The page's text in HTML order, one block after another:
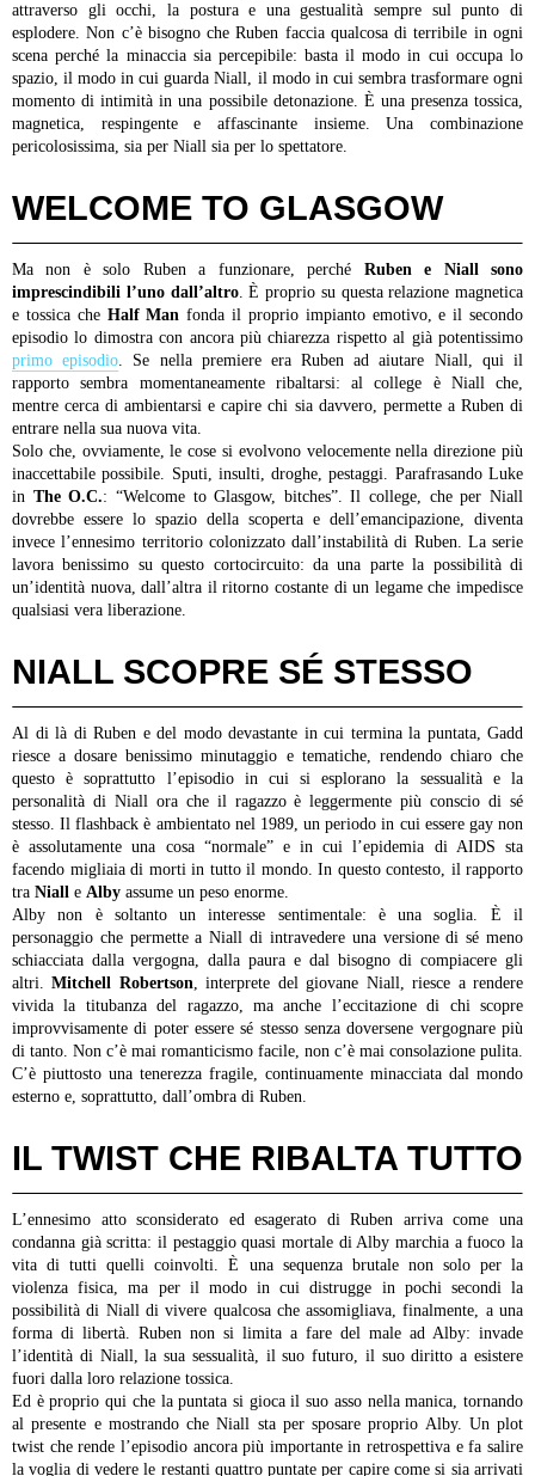
attraverso gli occhi, la postura e una gestualità sempre sul punto di
esplodere. Non c’è bisogno che Ruben faccia qualcosa di terribile in ogni
scena perché la minaccia sia percepibile: basta il modo in cui occupa lo
spazio, il modo in cui guarda Niall, il modo in cui sembra trasformare ogni
momento di intimità in una possibile detonazione. È una presenza tossica,
magnetica, respingente e affascinante insieme. Una combinazione
pericolosissima, sia per Niall sia per lo spettatore.
WELCOME TO GLASGOW
Ma non è solo Ruben a funzionare, perché Ruben e Niall sono
imprescindibili l’uno dall’altro. È proprio su questa relazione magnetica
e tossica che Half Man fonda il proprio impianto emotivo, e il secondo
episodio lo dimostra con ancora più chiarezza rispetto al già potentissimo
primo episodio. Se nella premiere era Ruben ad aiutare Niall, qui il
rapporto sembra momentaneamente ribaltarsi: al college è Niall che,
mentre cerca di ambientarsi e capire chi sia davvero, permette a Ruben di
entrare nella sua nuova vita.
Solo che, ovviamente, le cose si evolvono velocemente nella direzione più
inaccettabile possibile. Sputi, insulti, droghe, pestaggi. Parafrasando Luke
in The O.C.: “Welcome to Glasgow, bitches”. Il college, che per Niall
dovrebbe essere lo spazio della scoperta e dell’emancipazione, diventa
invece l’ennesimo territorio colonizzato dall’instabilità di Ruben. La serie
lavora benissimo su questo cortocircuito: da una parte la possibilità di
un’identità nuova, dall’altra il ritorno costante di un legame che impedisce
qualsiasi vera liberazione.
NIALL SCOPRE SÉ STESSO
Al di là di Ruben e del modo devastante in cui termina la puntata, Gadd
riesce a dosare benissimo minutaggio e tematiche, rendendo chiaro che
questo è soprattutto l’episodio in cui si esplorano la sessualità e la
personalità di Niall ora che il ragazzo è leggermente più conscio di sé
stesso. Il flashback è ambientato nel 1989, un periodo in cui essere gay non
è assolutamente una cosa “normale” e in cui l’epidemia di AIDS sta
facendo migliaia di morti in tutto il mondo. In questo contesto, il rapporto
tra Niall e Alby assume un peso enorme.
Alby non è soltanto un interesse sentimentale: è una soglia. È il
personaggio che permette a Niall di intravedere una versione di sé meno
schiacciata dalla vergogna, dalla paura e dal bisogno di compiacere gli
altri.Mitchell Robertson, interprete del giovane Niall, riesce a rendere
vivida la titubanza del ragazzo, ma anche l’eccitazione di chi scopre
improvvisamente di poter essere sé stesso senza doversene vergognare più
di tanto. Non c’è mai romanticismo facile, non c’è mai consolazione pulita.
C’è piuttosto una tenerezza fragile, continuamente minacciata dal mondo
esterno e, soprattutto, dall’ombra di Ruben.
IL TWIST CHE RIBALTA TUTTO
L’ennesimo atto sconsiderato ed esagerato di Ruben arriva come una
condanna già scritta: il pestaggio quasi mortale di Alby marchia a fuoco la
vita di tutti quelli coinvolti. È una sequenza brutale non solo per la
violenza fisica, ma per il modo in cui distrugge in pochi secondi la
possibilità di Niall di vivere qualcosa che assomigliava, finalmente, a una
forma di libertà. Ruben non si limita a fare del male ad Alby: invade
l’identità di Niall, la sua sessualità, il suo futuro, il suo diritto a esistere
fuori dalla loro relazione tossica.
Ed è proprio qui che la puntata si gioca il suo asso nella manica, tornando
al presente e mostrando che Niall sta per sposare proprio Alby. Un plot
twist che rende l’episodio ancora più importante in retrospettiva e fa salire
la voglia di vedere le restanti quattro puntate per capire come si sia arrivati